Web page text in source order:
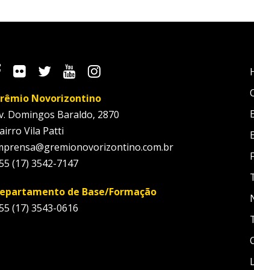
Novorizontino
Domingos Baraldo, 2870
Vila Patti
(17) 3542-7147
de Base/Formação
(17) 3543-0616